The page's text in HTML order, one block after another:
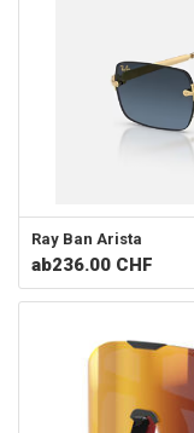
Ray Ban Arista
ab236.00 CHF